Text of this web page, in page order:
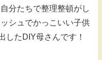
分たちで整理整頓がし
シュでかっこいい子供
したDIY母さんです！